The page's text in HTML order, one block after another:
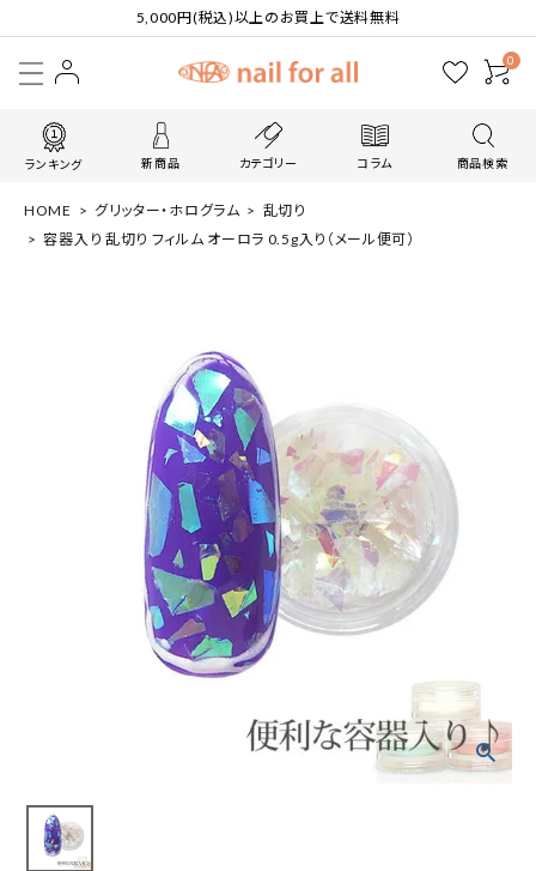
5,000円(税込)以上のお買上で送料無料
0
ランキング 新商品 カテゴリー コラム 商品検索
HOME グリッター・ホログラム
乱切り
容器入り 乱切り フィルム オーロラ 0.5g入り（メール便可）